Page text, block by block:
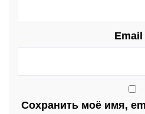
Email
Сохранить моё имя,